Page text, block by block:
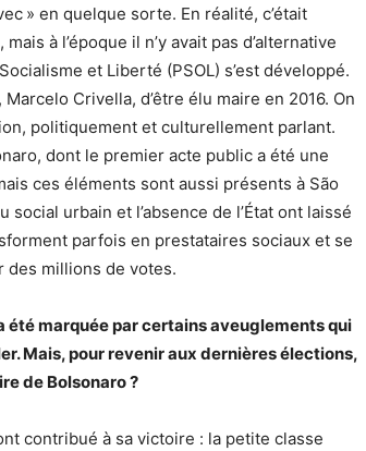
» en quelque sorte. En réalité, c’était
à l’époque il n’y avait pas d’alternative
et Liberté (PSOL) s’est développé.
Crivella, d’être élu maire en 2016. On
politiquement et culturellement parlant.
dont le premier acte public a été une
ces éléments sont aussi présents à São
social urbain et l’absence de l’État ont laissé
parfois en prestataires sociaux et se
des millions de votes.
été marquée par certains aveuglements qui
Mais, pour revenir aux dernières élections,
de Bolsonaro?
contribué à sa victoire : la petite classe